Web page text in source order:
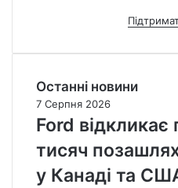
Останні новини
7 Серпня 2026
Ford відкликає
тисяч
у Канаді та